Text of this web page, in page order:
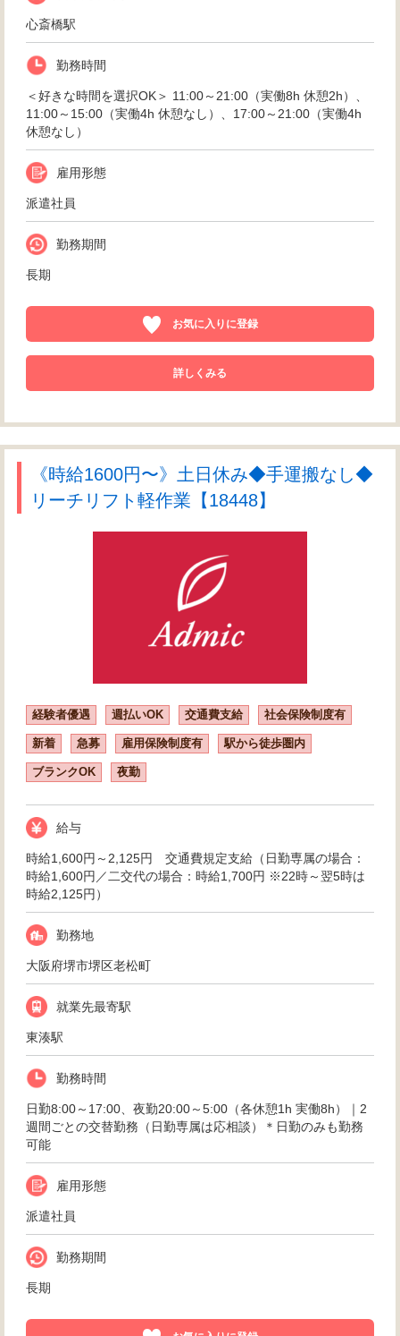
心斎橋駅
勤務時間
＜好きな時間を選択OK＞ 11:00～21:00（実働8h 休憩2h）、
11:00～15:00（実働4h 休憩なし）、17:00～21:00（実働4h
休憩なし）
雇用形態
派遣社員
勤務期間
長期
お気に入りに登録
詳しくみる
《時給1600円〜》土日休み◆手運搬なし◆
リーチリフト軽作業【18448】
経験者優遇 週払いOK 交通費支給 社会保険制度有
新着 急募 雇用保険制度有 駅から徒歩圏内
ブランクOK 夜勤
給与
時給1,600円～2,125円 交通費規定支給（日勤専属の場合：
時給1,600円／二交代の場合：時給1,700円 ※22時～翌5時は
時給2,125円）
勤務地
大阪府堺市堺区老松町
就業先最寄駅
東湊駅
勤務時間
日勤8:00～17:00、夜勤20:00～5:00（各休憩1h 実働8h）｜2
週間ごとの交替勤務（日勤専属は応相談）＊日勤のみも勤務
可能
雇用形態
派遣社員
勤務期間
長期